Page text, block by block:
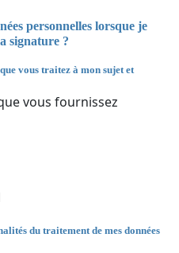
personnelles lorsque je
signature ?
vous traitez à mon sujet et
vous fournissez
du traitement de mes données